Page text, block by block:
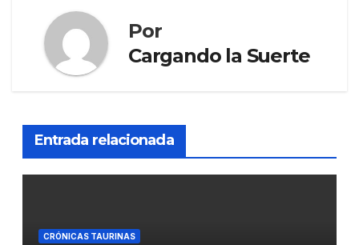
Por
Cargando la Suerte
Entrada relacionada
CRÓNICAS TAURINAS